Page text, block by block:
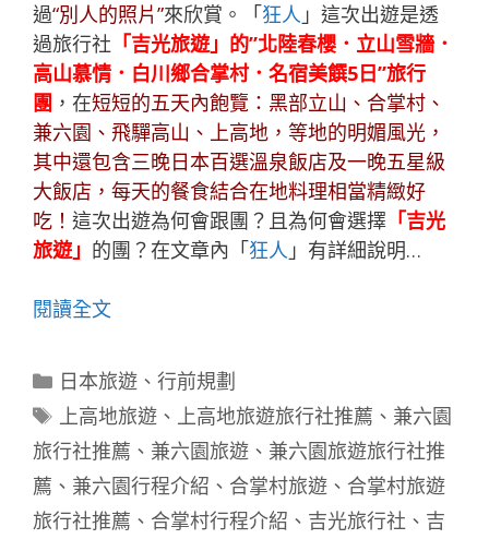
過“別人的照片”來欣賞。「狂人 」這次出遊是透
過旅行社 「吉光旅遊」的”北陸春櫻．立山雪牆．
高山慕情．白川鄉合掌村．名宿美饌5日”旅行
團 ，在短短的五天內飽覽：黑部立山、合掌村、
兼六園、飛驒高山、上高地，等地的明媚風光，
其中還包含三晚日本百選溫泉飯店及一晚五星級
大飯店，每天的餐食結合在地料理相當精緻好
吃！ 這次出遊為何會跟團？且為何會選擇 「吉光
旅遊」 的團？在文章內「狂人 」有詳細說明…
閱讀全文
分
類
日本旅遊、 行前規劃
標
籤
上高地旅遊、 上高地旅遊旅行社推薦 、 兼六園
旅行社推薦 、 兼六園旅遊 、 兼六園旅遊旅行社推
薦 、 兼六園行程介紹 、 合掌村旅遊 、 合掌村旅遊
旅行社推薦 、 合掌村行程介紹 、 吉光旅行社 、 吉